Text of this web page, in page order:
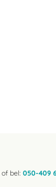
of bel: 050-409